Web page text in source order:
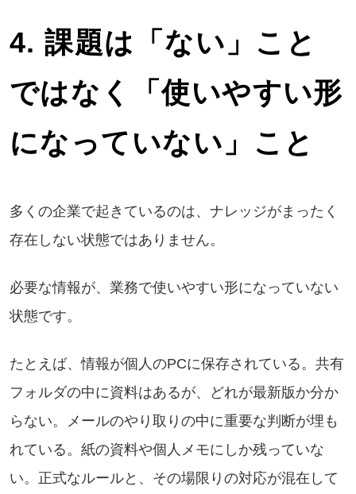
4. 課題は「ない」こと
ではなく「使いやすい形
になっていない」こと
多くの企業で起きているのは、ナレッジがまったく
存在しない状態ではありません。
必要な情報が、業務で使いやすい形になっていない
状態です。
たとえば、情報が個人のPCに保存されている。共有
フォルダの中に資料はあるが、どれが最新版か分か
らない。メールのやり取りの中に重要な判断が埋も
れている。紙の資料や個人メモにしか残っていな
い。正式なルールと、その場限りの対応が混在して